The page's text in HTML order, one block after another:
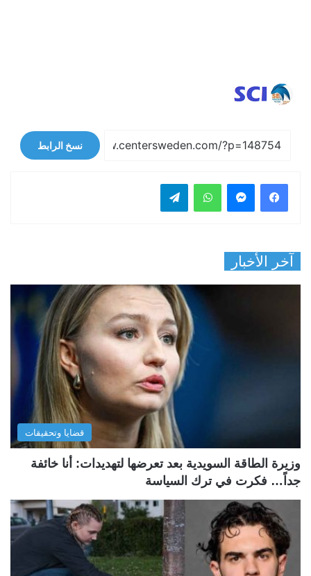
نسخ الرابط
فيسبوك واتساب
آخر الأخبار
قضايا وتحقيقات
وزيرة الطاقة السويدية بعد تعرضها لتهديدات: أنا خائفة
جداً… فكرت في ترك السياسة